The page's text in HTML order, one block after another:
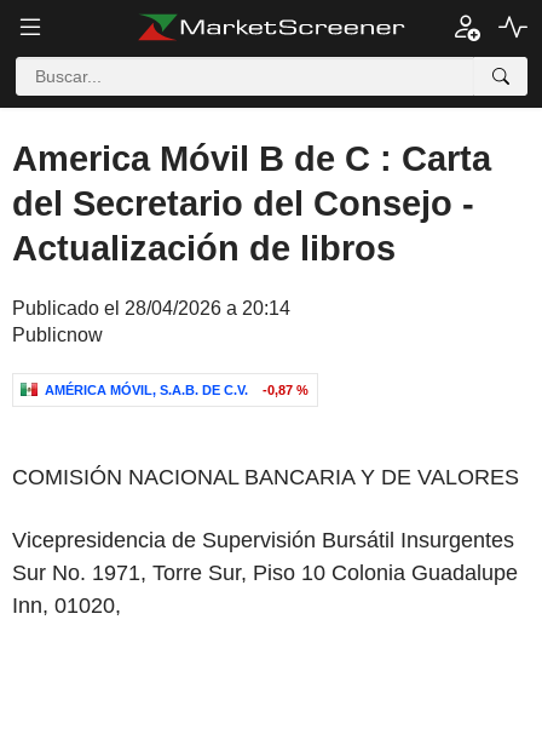
America Móvil B de C : Carta
del Secretario del Consejo -
Actualización de libros
Publicado el 28/04/2026 a 20:14
Publicnow
AMÉRICA MÓVIL, S.A.B. DE C.V. -0,87 %
COMISIÓN NACIONAL BANCARIAY DE VALORES
Vicepresidencia de Supervisión Bursátil Insurgentes
Sur No. 1971, Torre Sur, Piso 10 Colonia Guadalupe
Inn, 01020,